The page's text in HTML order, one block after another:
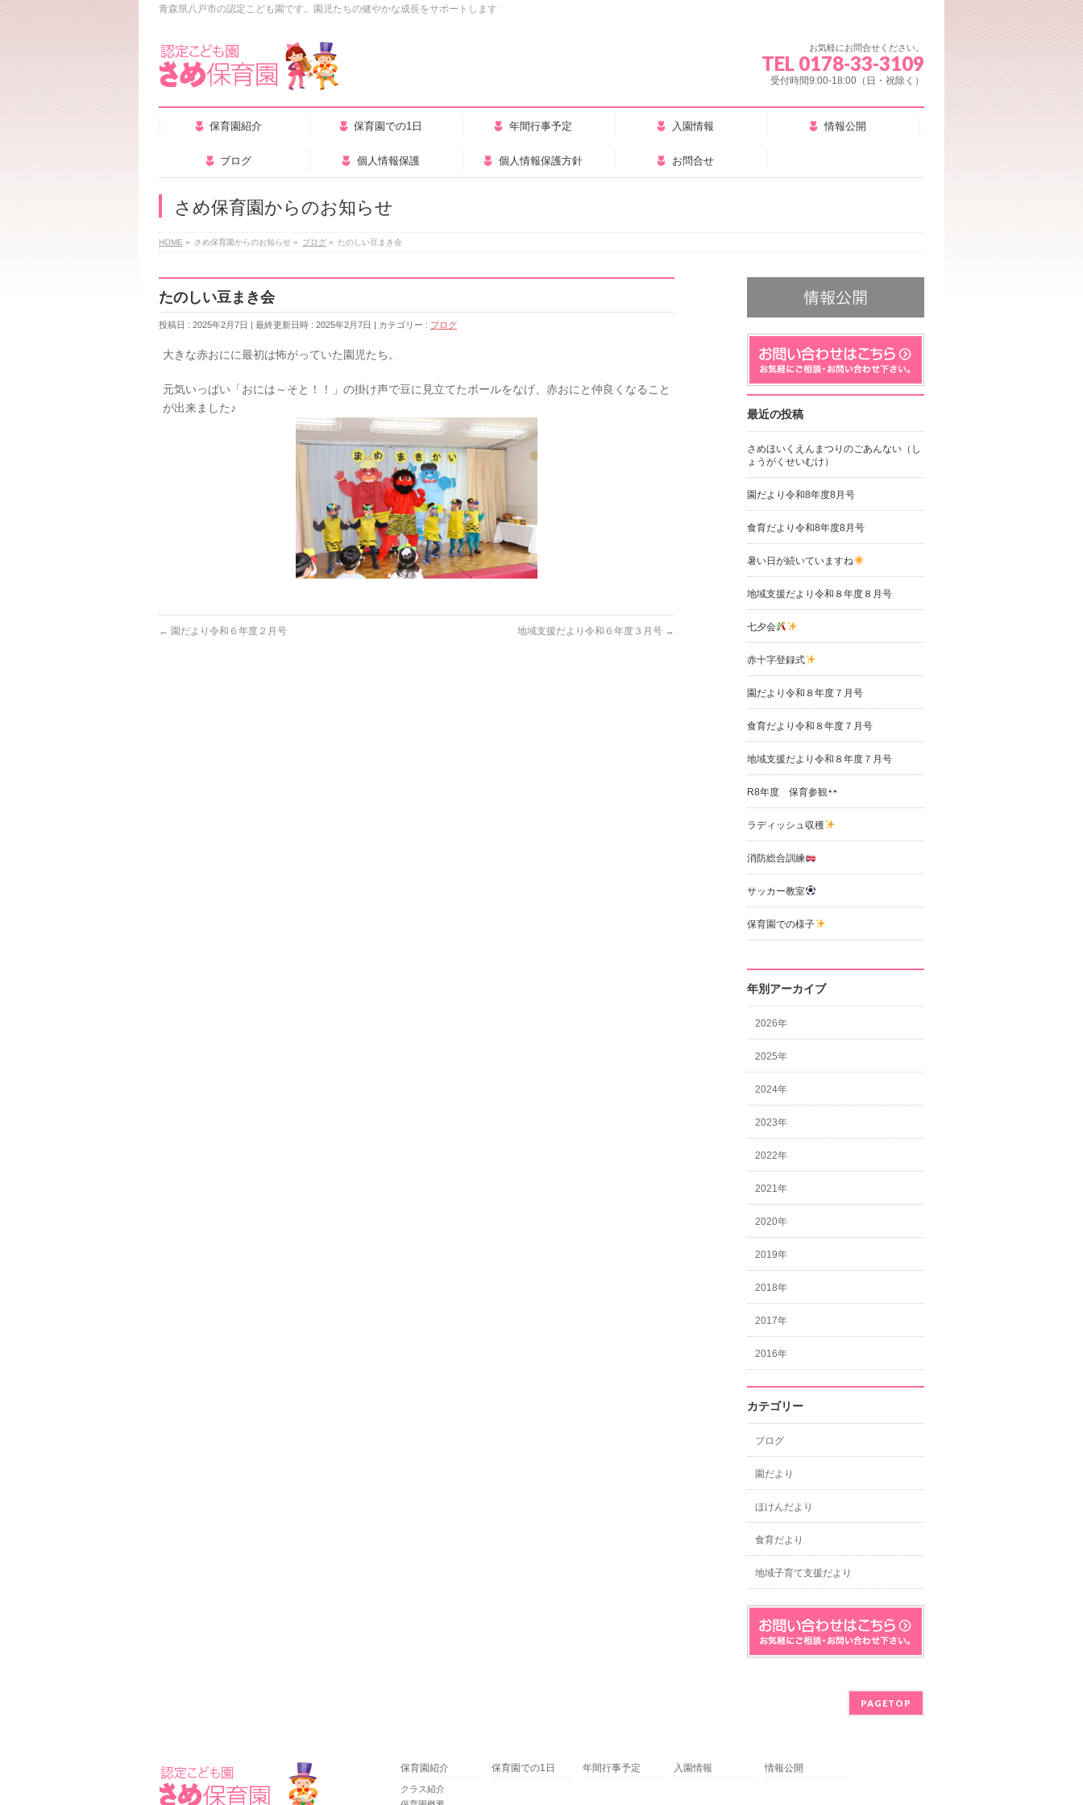
青森県八戸市の認定こども園です。園児たちの健やかな成長をサポートします
お気軽にお問合せください。
TEL 0178-33-3109
受付時間9:00-18:00（日・祝除く）
保育園紹介 保育園での1日 年間行事予定 入園情報 情報公開
ブログ 個人情報保護 個人情報保護方針 お問合せ
さめ保育園からのお知らせ
HOME » さめ保育園からのお知らせ » ブログ » たのしい豆まき会
たのしい豆まき会
投稿日 : 2025年2月7日 最終更新日時 : 2025年2月7日 カテゴリー : ブログ
大きな赤おにに最初は怖がっていた園児たち。
元気いっぱい「おには～そと！！」の掛け声で豆に見立てたボールをなげ、赤おにと仲良くなること
が出来ました♪
← 園だより令和６年度２月号 地域支援だより令和６年度３月号 →
最近の投稿
さめほいくえんまつりのごあんない（し
ょうがくせいむけ）
園だより令和8年度8月号
食育だより令和8年度8月号
暑い日が続いていますね
地域支援だより令和８年度８月号
七夕会
赤十字登録式
園だより令和８年度７月号
食育だより令和８年度７月号
地域支援だより令和８年度７月号
R8年度 保育参観
ラディッシュ収穫
消防総合訓練
サッカー教室
保育園での様子
年別アーカイブ
2026年
2025年
2024年
2023年
2022年
2021年
2020年
2019年
2018年
2017年
2016年
カテゴリー
ブログ
園だより
ほけんだより
食育だより
地域子育て支援だより
PAGETOP
保育園紹介
クラス紹介
保育園での1日 年間行事予定 入園情報 情報公開